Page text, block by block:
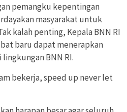
pemangku kepentingan
masyarakat untuk
kalah penting, Kepala BNN RI
baru dapat menerapkan
BNN RI.
bekerja, speed up never let